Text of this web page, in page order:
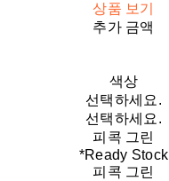
상품 보기
추가 금액
색상
선택하세요.
선택하세요.
피콕 그린
*Ready Stock
피콕 그린